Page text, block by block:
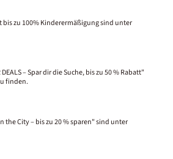
bis zu 100% Kinderermäßigung sind unter
– Spar dir die Suche, bis zu 50 % Rabatt"
finden.
the City – bis zu 20 % sparen" sind unter